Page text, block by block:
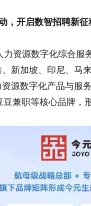
，开启数智招聘新征
资源数字化综合
新加坡、印尼、马
源数字化产品与服
兼职等核心品牌，